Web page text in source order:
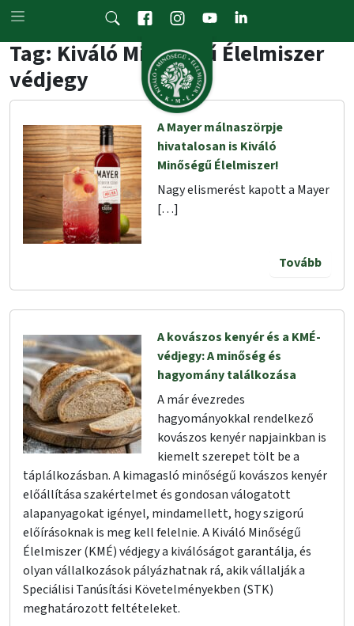
Skip to main content
Tag: Kiváló Minőségű Élelmiszer
védjegy
A Mayer málnaszörpje
hivatalosan is Kiváló
Minőségű Élelmiszer!
Nagy elismerést kapott a Mayer
[…]
Tovább
A kovászos kenyér és a KMÉ-
védjegy: A minőség és
hagyomány találkozása
A már évezredes
hagyományokkal rendelkező
kovászos kenyér napjainkban is
kiemelt szerepet tölt be a
táplálkozásban. A kimagasló minőségű kovászos kenyér
előállítása szakértelmet és gondosan válogatott
alapanyagokat igényel, mindamellett, hogy szigorú
előírásoknak is meg kell felelnie. A Kiváló Minőségű
Élelmiszer (KMÉ) védjegy a kiválóságot garantálja, és
olyan vállalkozások pályázhatnak rá, akik vállalják a
Speciálisi Tanúsítási Követelményekben (STK)
meghatározott feltételeket.